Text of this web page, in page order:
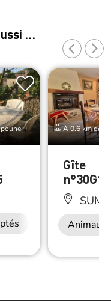
…
À 0.6 km de
Gîte
Animaux